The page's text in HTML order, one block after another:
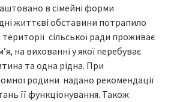
в сімейні форми
життєві обставини потрапило
сільської ради проживає
на вихованні у якої перебуває
та одна рідна. При
родини надано рекомендації
її функціонування. Також